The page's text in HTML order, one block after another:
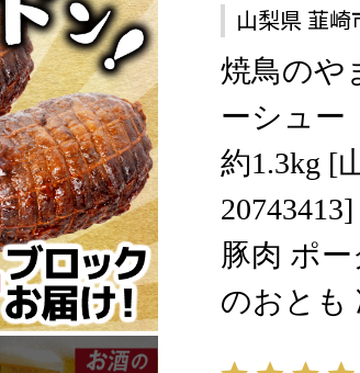
山梨県 韮崎
焼鳥のや
ーシュー
約1.3kg [
豚肉 ポ
のおとも